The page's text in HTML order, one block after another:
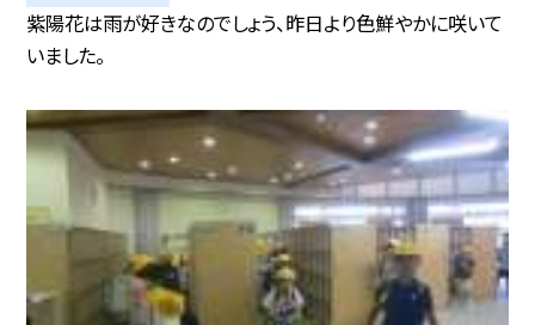
紫陽花は雨が好きなのでしょう、昨日より色鮮やかに咲いて
いました。